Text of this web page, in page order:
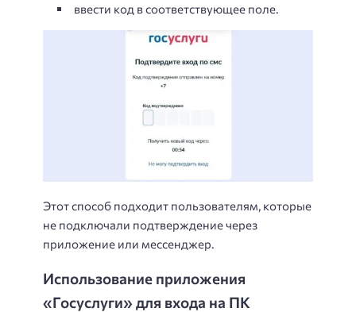
ввести код в соответствующее поле.
Этот способ подходит пользователям, которые
не подключали подтверждение через
приложение или мессенджер.
Использование приложения
«Госуслуги» для входа на ПК